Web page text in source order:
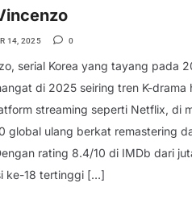
14, 2025 0
serial Korea yang tayang pada
di 2025 seiring tren K-drama
streaming seperti Netflix, di
global ulang berkat remastering
rating 8.4/10 di IMDb dari
ke-18 tertinggi […]